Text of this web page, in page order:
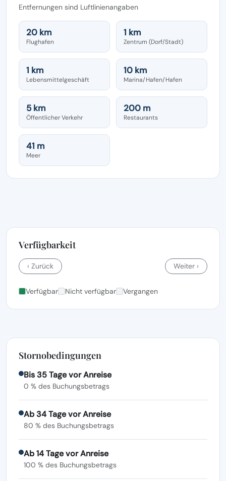
Entfernungen sind Luftlinienangaben
20 km
Flughafen
1 km
Zentrum (Dorf/Stadt)
1 km
Lebensmittelgeschäft
10 km
Marina/Hafen/Hafen
5 km
Öffentlicher Verkehr
200 m
Restaurants
41 m
Meer
Verfügbarkeit
‹ Zurück Weiter ›
Verfügbar Nicht verfügbar Vergangen
Stornobedingungen
Bis 35 Tage vor Anreise
0 % des Buchungsbetrags
Ab 34 Tage vor Anreise
80 % des Buchungsbetrags
Ab 14 Tage vor Anreise
100 % des Buchungsbetrags